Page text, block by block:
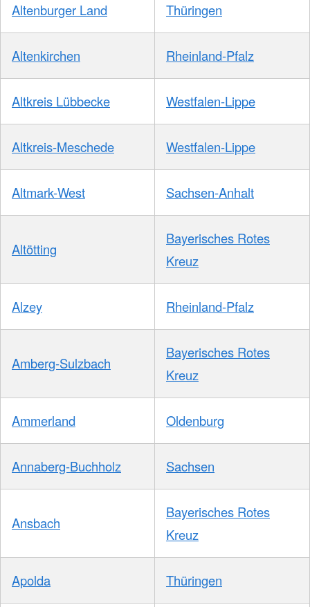
Altenburger Land Thüringen
Altenkirchen Rheinland-Pfalz
Altkreis Lübbecke Westfalen-Lippe
Altkreis-Meschede Westfalen-Lippe
Altmark-West Sachsen-Anhalt
Altötting
Bayerisches Rotes
Kreuz
Alzey Rheinland-Pfalz
Amberg-Sulzbach
Bayerisches Rotes
Kreuz
Ammerland Oldenburg
Annaberg-Buchholz Sachsen
Ansbach
Bayerisches Rotes
Kreuz
Apolda Thüringen